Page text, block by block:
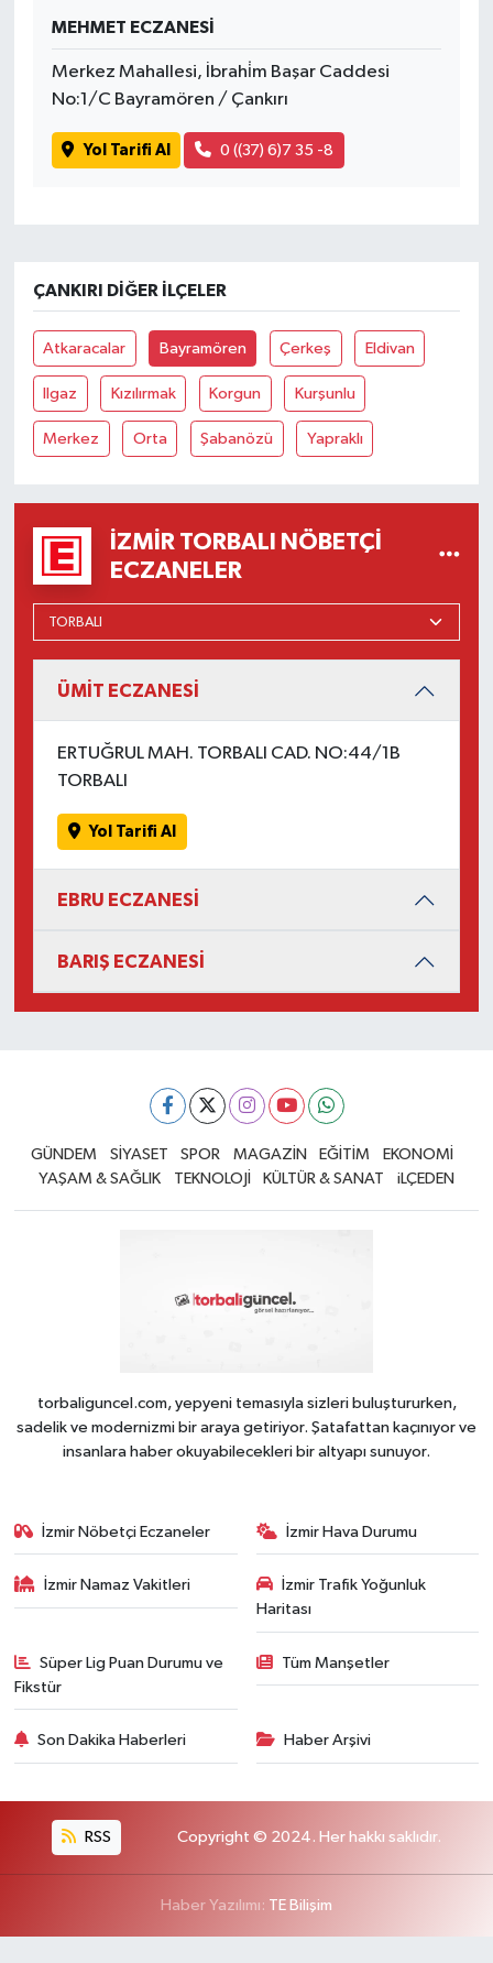
MEHMET ECZANESİ
Merkez Mahallesi, İbrahi̇m Başar Caddesi
No:1/C Bayramören / Çankırı
Yol Tarifi Al 0 ((37) 6)7 35 -8
ÇANKIRI DIĞER İLÇELER
Atkaracalar Bayramören Çerkeş Eldivan
Ilgaz Kızılırmak Korgun Kurşunlu
Merkez Orta Şabanözü Yapraklı
İZMIR TORBALI NÖBETÇI
ECZANELER
ÜMİT ECZANESİ
ERTUĞRUL MAH. TORBALI CAD. NO:44/1B
TORBALI
Yol Tarifi Al
EBRU ECZANESİ
BARIŞ ECZANESİ
GÜNDEM SİYASET SPOR MAGAZİN EĞİTİM
EKONOMİ
YAŞAM & SAĞLIK
TEKNOLOJİ KÜLTÜR & SANAT iLÇEDEN
torbaliguncel.com, yepyeni temasıyla sizleri buluştururken,
sadelik ve modernizmi bir araya getiriyor. Şatafattan kaçınıyor ve
insanlara haber okuyabilecekleri bir altyapı sunuyor.
İzmir Nöbetçi Eczaneler İzmir Hava Durumu
İzmir Namaz Vakitleri
İzmir Trafik Yoğunluk
Haritası
Süper Lig Puan Durumu ve
Fikstür
Tüm Manşetler
Son Dakika Haberleri Haber Arşivi
RSS Copyright © 2024. Her hakkı saklıdır.
Haber Yazılımı: TE Bilişim